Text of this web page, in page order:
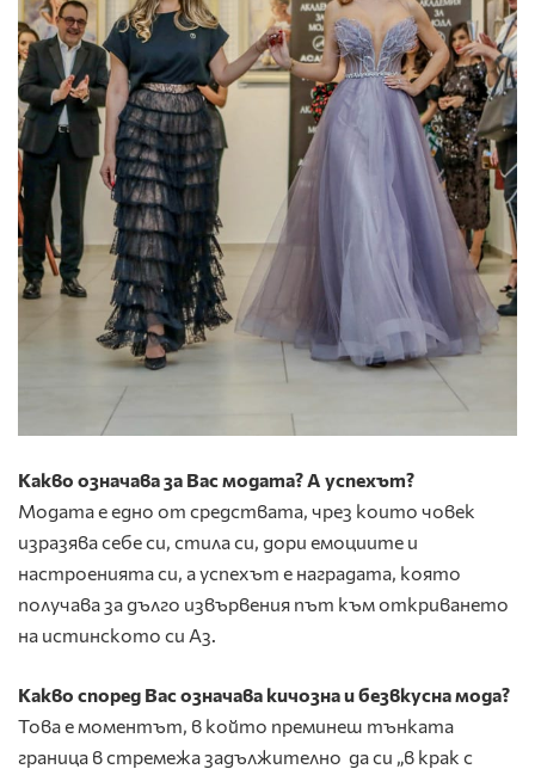
Какво означава за Вас модата? А успехът?
Модата е едно от средствата, чрез които човек
изразява себе си, стила си, дори емоциите и
настроенията си, а успехът е наградата, която
получава за дълго извървения път към откриването
на истинското си Аз.
Какво според Вас означава кичозна и безвкусна мода?
Това е моментът, в който преминеш тънката
граница в стремежа задължително да си „в крак с